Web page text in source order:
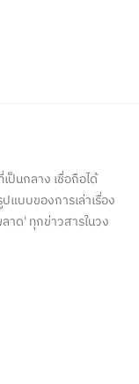
ป็นกลาง เชื่อถือได้
แบบของการเล่าเรื่อง
าด' ทุกข่าวสารในวง